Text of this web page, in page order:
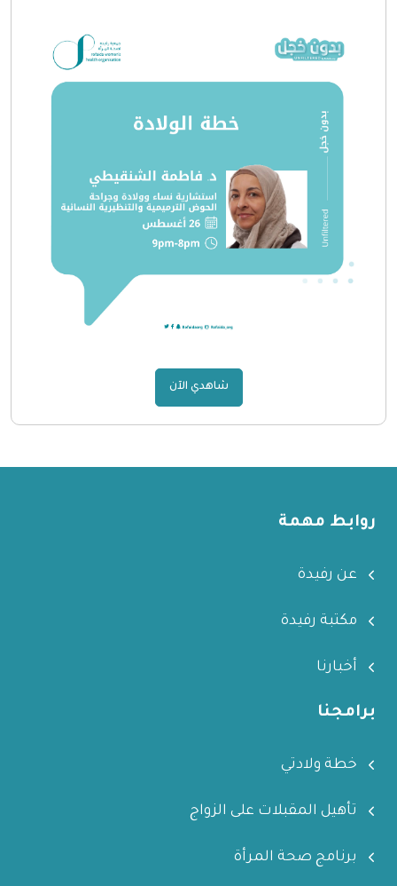
شاهدي الآن
روابط مهمة
عن رفيدة
مكتبة رفيدة
أخبارنا
برامجنا
خطة ولادتي
تأهيل المقبلات على الزواج
برنامج صحة المرأة